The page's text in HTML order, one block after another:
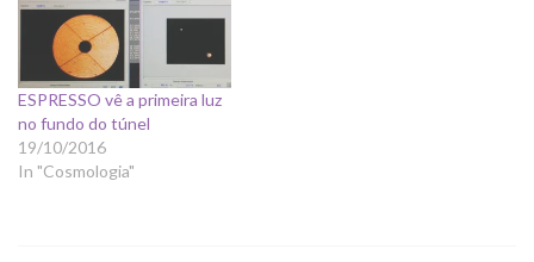
ESPRESSO vê a primeira luz
no fundo do túnel
19/10/2016
In "Cosmologia"